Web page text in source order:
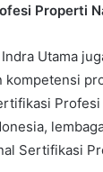
Properti
Utama
kompetensi
Profesi
Sertifikasi